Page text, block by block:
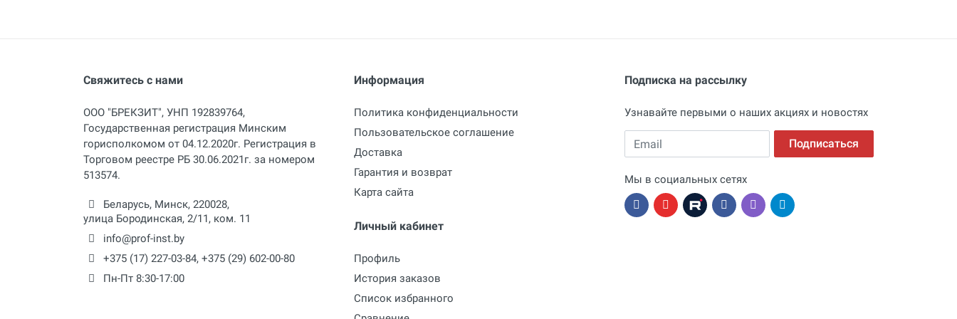
Диаметр трубы
Высота
Подогрев воды
Свяжитесь с нами
ООО "БРЕКЗИТ", УНП 192839764,
Государственная регистрация Минским
горисполкомом от 04.12.2020г. Регистрация в
Торговом реестре РБ 30.06.2021г. за номером
513574.
Беларусь, Минск, 220028,
улица Бородинская, 2/11, ком. 11
info@prof-inst.by
+375 (17) 227-03-84, +375 (29) 602-00-80
Пн-Пт 8:30-17:00
Информация
Политика конфиденциальности
Пользовательское соглашение
Доставка
Гарантия и возврат
Карта сайта
Личный кабинет
Профиль
История заказов
Список избранного
Подписка на рассылку
Узнавайте первыми о наших акциях и новостях
Email Подписаться
Мы в социальных сетях